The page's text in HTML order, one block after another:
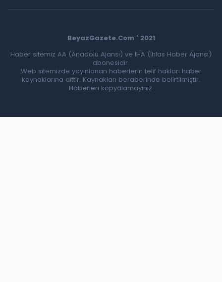
BeyazGazete.Com ' 2021
Haber sitemiz AA (Anadolu Ajansı) ve İHA (İhlas Haber Ajansı)
abonesidir.
Web sitemizde yayınlanan haberlerin telif hakları haber
kaynaklarına aittir. Kaynakları beraberinde belirtilmiştir.
Haberleri kopyalamayınız.